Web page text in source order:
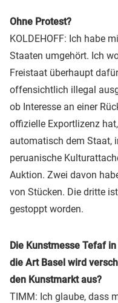
Ohne Protest?
KOLDEHOFF: Ich habe
Staaten umgehört. Ich
Freistaat überhaupt
offensichtlich illegal
ob Interesse an einer
offizielle Exportlizenz
automatisch dem Staat,
peruanische
Auktion. Zwei davon
von Stücken. Die dritte
gestoppt worden.
Die Kunstmesse Tefaf
die Art Basel wird
den Kunstmarkt aus?
TIMM: Ich glaube, dass